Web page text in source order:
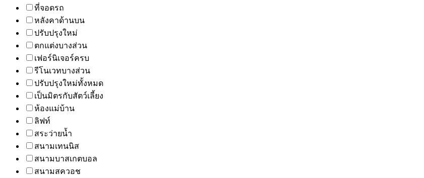
ที่จอดรถ
หลังคาด้านบน
ปรับปรุงใหม่
ตกแต่งบางส่วน
เฟอร์นิเจอร์ครบ
รีโนเวทบางส่วน
ปรับปรุงใหม่ทั้งหมด
เป็นมิตรกับสัตว์เลี้ยง
ห้องแม่บ้าน
ลิฟท์
สระว่ายน้ำ
สนามเทนนิส
สนามบาสเกตบอล
สนามสควอช